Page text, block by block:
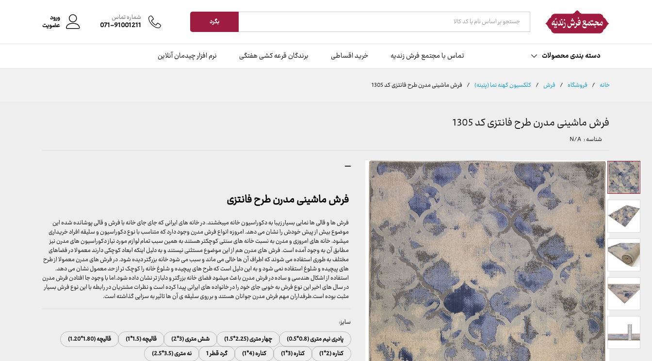
همه دسته ها بگرد شماره تماس
071-91001211
ورود
عضویت
دسته بندی محصولات تماس با مجتمع فرش زندیه خرید اقساطی برندگان قرعه کشی هفتگی نرم افزار چیدمان آنلاین
خانه / فروشگاه / فرش / کلکسیون کهنه نما (پتینه) / فرش ماشینی مدرن طرح فانتزی کد 1305
فرش ماشینی مدرن طرح فانتزی کد 1305
شناسه : N/A
–محدوده
تا
فرش ماشینی مدرن طرح فانتزی
فرش ها و قالی ها نمایی بسیار زیبا به دکوراسیون خانه میبخشند. در خانه های ایرانی که جای جای خانه با فرش و قالی پوشانده شده این
موضوع بیش از پیش خودش را نشان می دهد. امروزه انواع فرش مدرن وجود دارد که متناسب با نوع دکوراسیون و سلیقه افراد خریداری
میشود. خانه های امروزی و مدرن به نسبت خانه های سنتی کوچکتر هستند به همین سبب تمام لوازم مورد نیاز دکوراسیون های مدرن نیز
مطابق آن به وجود آمده است. فرش های مدرن هم از این موضوع مستثنی نیستند و به دلیل اینکه ابعاد کوچکی دارند معمولا در فضاهای
مختلف به طوری استفاده می شوند که اطراف آن ها خالی می ماند و سبب می شود خانه بزرگتر دیده شود. در فرش های مدرن معمولا از طرح
های پیچیده و شلوغ استفاده نمی شود و به این دلیل است که طرح های پیچیده و شلوغ خانه را کوچک تر از حد معمول نشان می دهد.
استفاده از اشکال هندسی و ساده در فرش مدرن باعث میشود فضای خانه بزرگتر و دلباز تر نشان داده شود.اما با وجود جا افتادن فرش مدرن
در سال های اخیر این نوع فرش به خوبی جای خود را در خانواده های ایرانی پیدا کرده است و نظرات مشتریان در رابطه با این نوع فرش بسیار
مثبت بوده است.طرفداران مهم فرش مدرن جوانان هستند و بر روی سلیقه ی آن ها تاثیر به سزایی گذاشته است.
سایز:
پادری نیم متری (0.8*0.5)
چهار متری (2.25*1.5) شش متری (3*2) قالیچه (1.5*1)
قالیچه (1.80*1.20)
کناره (2*1)
کناره (3*1) کناره (4*1) گرد قطر 1 نه متری (3.5*2.5)
توضیحات مشخصات نظرات (0) قیمت:
499,000 تومان
9,399,000 تومان